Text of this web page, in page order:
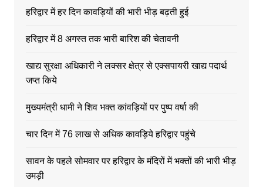
हरिद्वार में हर दिन कावड़ियों की भारी भीड़ बढ़ती हुई
हरिद्वार में 8 अगस्त तक भारी बारिश की चेतावनी
खाद्य सुरक्षा अधिकारी ने लक्सर क्षेत्र से एक्सपायरी खाद्य पदार्थ
जप्त किये
मुख्यमंत्री धामी ने शिव भक्त कांवड़ियों पर पुष्प वर्षा की
चार दिन में 76 लाख से अधिक कावड़िये हरिद्वार पहुंचे
सावन के पहले सोमवार पर हरिद्वार के मंदिरों में भक्तों की भारी भीड़
उमड़ी